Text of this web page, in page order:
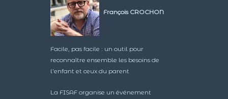
François CROCHON
Facile, pas facile : un outil pour
reconnaître ensemble les besoins de
l’enfant et ceux du parent
La FISAF organise un événement